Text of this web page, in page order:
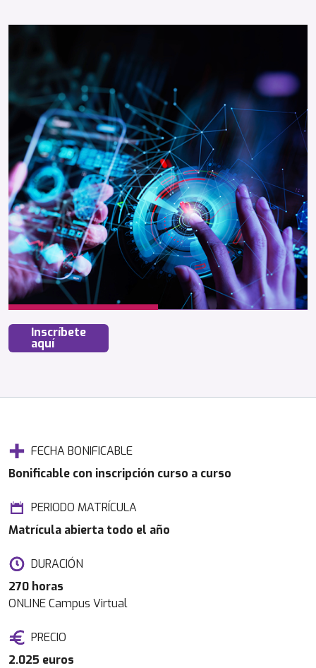
Inscríbete
aquí
FECHA BONIFICABLE
Bonificable con inscripción curso a curso
PERIODO MATRÍCULA
Matrícula abierta todo el año
DURACIÓN
270 horas
ONLINE Campus Virtual
PRECIO
2.025 euros